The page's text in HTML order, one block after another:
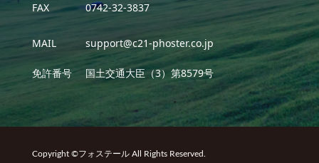
FAX 0742-32-3837
MAIL support@c21-phoster.co.jp
免許番号 国土交通大臣（3）第8579号
Copyright ©フォステール All Rights Reserved.